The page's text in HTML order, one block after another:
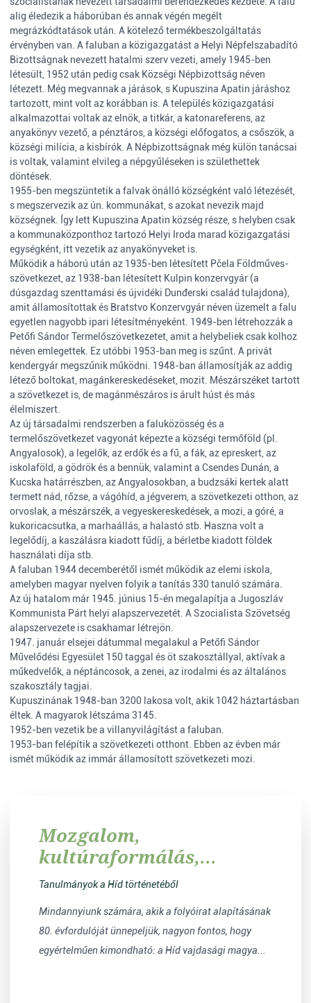
alig éledezik a háborúban és annak végén megélt
megrázkódtatások után. A kötelező termékbeszolgáltatás
érvényben van. A faluban a közigazgatást a Helyi Népfelszabadító
Bizottságnak nevezett hatalmi szerv vezeti, amely 1945-ben
létesült, 1952 után pedig csak Községi Népbizottság néven
létezett. Még megvannak a járások, s Kupuszina Apatin járáshoz
tartozott, mint volt az korábban is. A település közigazgatási
alkalmazottai voltak az elnök, a titkár, a katonareferens, az
anyakönyv vezető, a pénztáros, a községi előfogatos, a csőszök, a
községi milícia, a kisbírók. A Népbizottságnak még külön tanácsai
is voltak, valamint elvileg a népgyűléseken is születhettek
döntések.
1955-ben megszüntetik a falvak önálló községként való létezését,
s megszervezik az ún. kommunákat, s azokat nevezik majd
községnek. Így lett Kupuszina Apatin község része, s helyben csak
a kommunaközponthoz tartozó Helyi Iroda marad közigazgatási
egységként, itt vezetik az anyakönyveket is.
Működik a háború után az 1935-ben létesített Pčela Földműves-
szövetkezet, az 1938-ban létesített Kulpin konzervgyár (a
dúsgazdag szenttamási és újvidéki Dunđerski család tulajdona),
amit államosítottak és Bratstvo Konzervgyár néven üzemelt a falu
egyetlen nagyobb ipari létesítményeként. 1949-ben létrehozzák a
Petőfi Sándor Termelőszövetkezetet, amit a helybeliek csak kolhoz
néven emlegettek. Ez utóbbi 1953-ban meg is szűnt. A privát
kendergyár megszűnik működni. 1948-ban államosítják az addig
létező boltokat, magánkereskedéseket, mozit. Mészárszéket tartott
a szövetkezet is, de magánmészáros is árult húst és más
élelmiszert.
Az új társadalmi rendszerben a faluközösség és a
termelőszövetkezet vagyonát képezte a községi termőföld (pl.
Angyalosok), a legelők, az erdők és a fű, a fák, az epreskert, az
iskolaföld, a gödrök és a bennük, valamint a Csendes Dunán, a
Kucska határrészben, az Angyalosokban, a budzsáki kertek alatt
termett nád, rőzse, a vágóhíd, a jégverem, a szövetkezeti otthon, az
orvoslak, a mészárszék, a vegyeskereskedések, a mozi, a góré, a
kukoricacsutka, a marhaállás, a halastó stb. Haszna volt a
legelődíj, a kaszálásra kiadott fűdíj, a bérletbe kiadott földek
használati díja stb.
A faluban 1944 decemberétől ismét működik az elemi iskola,
amelyben magyar nyelven folyik a tanítás 330 tanuló számára.
Az új hatalom már 1945. június 15-én megalapítja a Jugoszláv
Kommunista Párt helyi alapszervezetét. A Szocialista Szövetség
alapszervezete is csakhamar létrejön.
1947. január elsejei dátummal megalakul a Petőfi Sándor
Művelődési Egyesület 150 taggal és öt szakosztállyal, aktívak a
műkedvelők, a néptáncosok, a zenei, az irodalmi és az általános
szakosztály tagjai.
Kupuszinának 1948-ban 3200 lakosa volt, akik 1042 háztartásban
éltek. A magyarok létszáma 3145.
1952-ben vezetik be a villanyvilágítást a faluban.
1953-ban felépítik a szövetkezeti otthont. Ebben az évben már
ismét működik az immár államosított szövetkezeti mozi.
Mozgalom,
kultúraformálás,
irodalmi gondolkodás
Tanulmányok a Híd történetéből
Mindannyiunk számára, akik a folyóirat alapításának
80. évfordulóját ünnepeljük, nagyon fontos, hogy
egyértelműen kimondható: a Híd vajdasági magya...